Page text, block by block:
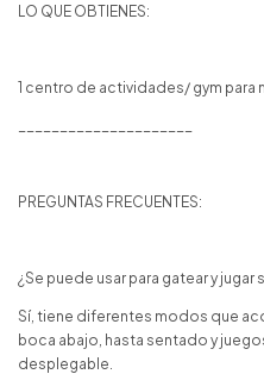
LO QUE OBTIENES:
1 centro de actividades/ gym para
PREGUNTAS FRECUENTES:
¿Se puede usar para gatear y jugar
Sí, tiene diferentes modos que
boca abajo, hasta sentado y
desplegable.